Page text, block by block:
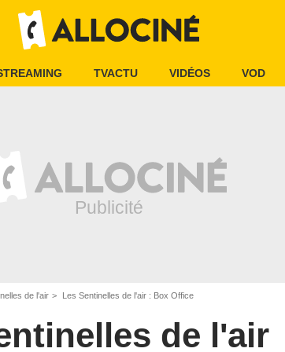
TVACTU VIDÉOS VOD
de l'air Les Sentinelles de l'air : Box Office
de l'air